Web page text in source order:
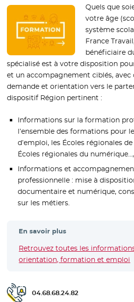
Quels que
votre âge
système
France
bénéficiaire
spécialisé est à votre disposition
et un accompagnement ciblés, avec
demande et orientation vers le
dispositif Région pertinent :
Informations sur la formation
l’ensemble des formations pour
d’emploi, les Écoles régionales
Écoles régionales du numérique…,
Informations et
professionnelle : mise à
documentaire et numérique,
sur les métiers.
En savoir plus
Retrouvez toutes les
orientation, formation et emploi
Téléphone public :
04.68.68.24.82